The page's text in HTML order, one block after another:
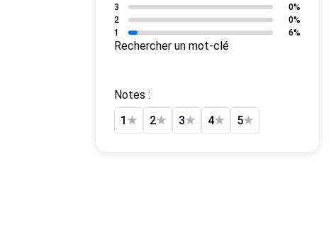
3
0%
2
0%
1
6%
Rechercher un mot-clé
Notes :
1 ★ 2★ 3★ 4★ 5★